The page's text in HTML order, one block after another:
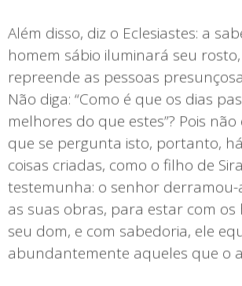
Além disso, diz o Eclesiastes: a
homem sábio iluminará seu
repreende as pessoas
Não diga: “Como é que os dias
melhores do que estes”? Pois
que se pergunta isto, portanto,
coisas criadas, como o filho de
testemunha: o senhor
as suas obras, para estar com os
seu dom, e com sabedoria, ele
abundantemente aqueles que o